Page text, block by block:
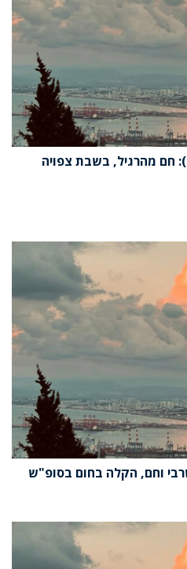
תחזית מזג האוויר(05/07/24): חם מהרגיל, בשבת צפויה